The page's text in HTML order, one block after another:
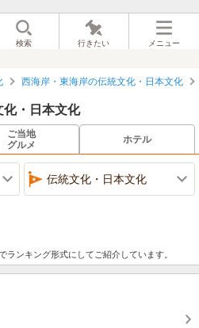
検索 行きたい メニュー
西海岸・東海岸の伝統文化・日本文化
化・日本文化
ご当地
グルメ
ホテル
伝統文化・日本文化
ランキング形式にしてご紹介しています。